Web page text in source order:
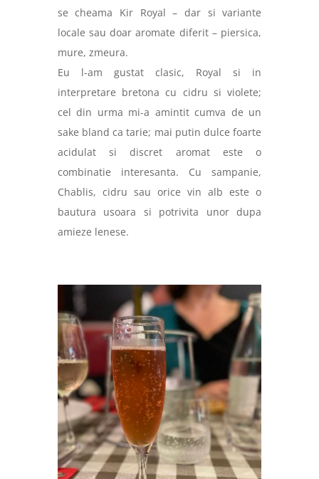
se cheama Kir Royal – dar si variante
locale sau doar aromate diferit – piersica,
mure, zmeura.
Eu l-am gustat clasic, Royal si in
interpretare bretona cu cidru si violete;
cel din urma mi-a amintit cumva de un
sake bland ca tarie; mai putin dulce foarte
acidulat si discret aromat este o
combinatie interesanta. Cu sampanie,
Chablis, cidru sau orice vin alb este o
bautura usoara si potrivita unor dupa
amieze lenese.